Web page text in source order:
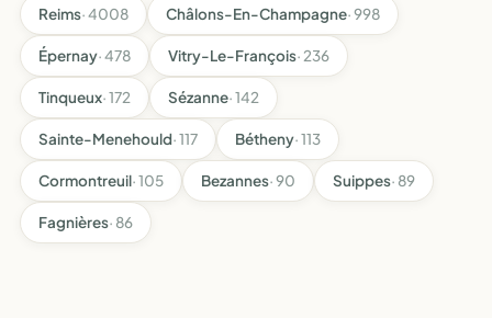
Reims· 4008 Châlons-En-Champagne· 998
Épernay· 478 Vitry-Le-François· 236
Tinqueux· 172 Sézanne· 142
Sainte-Menehould· 117 Bétheny· 113
Cormontreuil· 105 Bezannes· 90 Suippes· 89
Fagnières· 86